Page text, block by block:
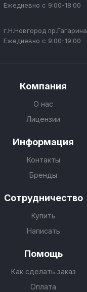
Ежедневно с 9:00-18:00
г.Н.Новгород
Ежедневно с 9:00-19:00
Компания
О нас
Лицензии
Информация
Контакты
Бренды
Сотрудничество
Купить
Написать
Помощь
Как сделать заказ
Оплата